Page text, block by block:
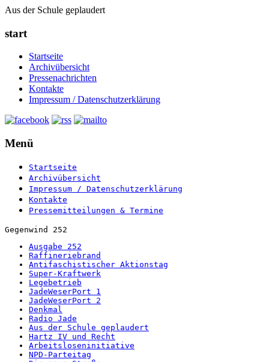
Aus der Schule geplaudert
start
Startseite
Archivübersicht
Pressenachrichten
Kontakte
Impressum / Datenschutzerklärung
Menü
Startseite
Archivübersicht
Impressum / Datenschutzerklärung
Kontakte
Pressemitteilungen & Termine
Gegenwind 252
Ausgabe 252
Raffineriebrand
Antifaschistischer Aktionstag
Super-Kraftwerk
Legebetrieb
JadeWeserPort 1
JadeWeserPort 2
Denkmal
Radio Jade
Aus der Schule geplaudert
Hartz IV und Recht
Arbeitsloseninitiative
NPD-Parteitag